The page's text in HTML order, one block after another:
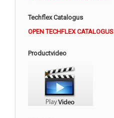
Techflex Catalogus
OPEN TECHFLEX CATALOGUS
Productvideo